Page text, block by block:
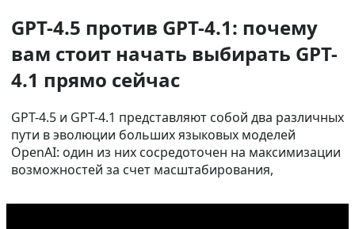
GPT-4.5 против GPT-4.1: почему
вам стоит начать выбирать GPT-
4.1 прямо сейчас
GPT-4.5 и GPT-4.1 представляют собой два различных
пути в эволюции больших языковых моделей
OpenAI: один из них сосредоточен на максимизации
возможностей за счет масштабирования,